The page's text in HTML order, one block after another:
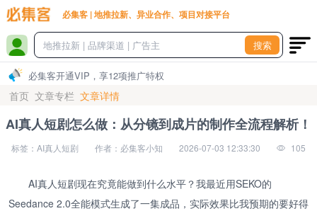
必集客 | 地推拉新、异业合作、项目对接平台
搜索
必集客开通VIP，享12项推广特权
首页 文章专栏 文章详情
AI真人短剧怎么做：从分镜到成片的制作全流程解析！
标签：AI真人短剧 作者：必集客小知 2026-07-03 12:33:30 105
AI真人短剧现在究竟能做到什么水平？我最近用SEKO的
Seedance 2.0全能模式生成了一集成品，实际效果比我预期的要好得